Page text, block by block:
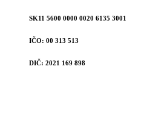
SK11 5600 0000 0020 6135 3001
IČO: 00 313 513
DIČ: 2021 169 898